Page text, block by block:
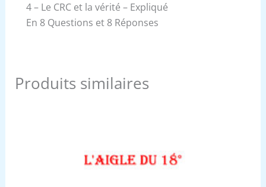
4 – Le CRC et la vérité – Expliqué
En 8 Questions et 8 Réponses
Produits similaires